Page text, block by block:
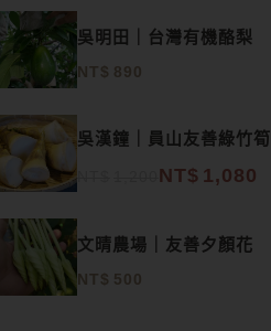
吳明田｜台灣有機酪梨
NT$ 890
吳漢鐘｜員山友善綠竹筍
NT$ 1,080
文晴農場｜友善夕顏花
NT$ 500